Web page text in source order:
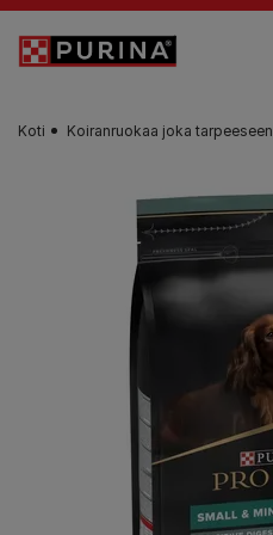
Skip to main content
Koti Koiranruokaa joka tarpeeseen